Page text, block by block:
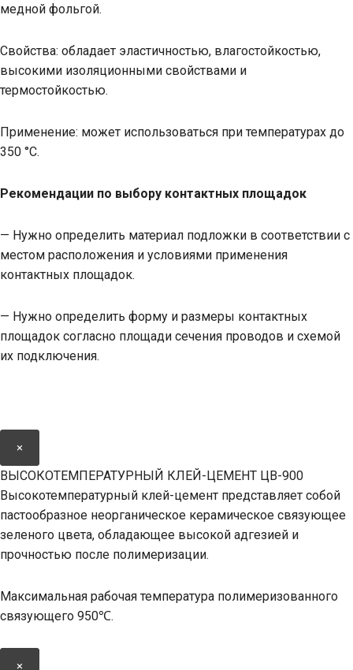
медной фольгой.
Свойства: обладает эластичностью, влагостойкостью,
высокими изоляционными свойствами и
термостойкостью.
Применение: может использоваться при температурах до
350 °С.
Рекомендации по выбору контактных площадок
— Нужно определить материал подложки в соответствии с
местом расположения и условиями применения
контактных площадок.
— Нужно определить форму и размеры контактных
площадок согласно площади сечения проводов и схемой
их подключения.
×
ВЫСОКОТЕМПЕРАТУРНЫЙ КЛЕЙ-ЦЕМЕНТ ЦВ-900
Высокотемпературный клей-цемент представляет собой
пастообразное неорганическое керамическое связующее
зеленого цвета, обладающее высокой адгезией и
прочностью после полимеризации.
Максимальная рабочая температура полимеризованного
связующего 950℃.
×